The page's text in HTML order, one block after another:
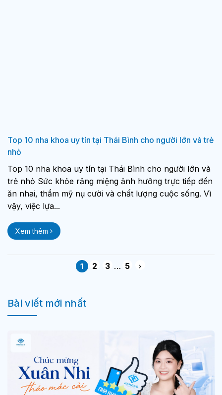
Top 10 nha khoa uy tín tại Thái Bình cho người lớn và trẻ
nhỏ
Top 10 nha khoa uy tín tại Thái Bình cho người lớn và
trẻ nhỏ Sức khỏe răng miệng ảnh hưởng trực tiếp đến
ăn nhai, thẩm mỹ nụ cười và chất lượng cuộc sống. Vì
vậy, việc lựa...
Xem thêm
1 2 3 … 5
Bài viết mới nhất